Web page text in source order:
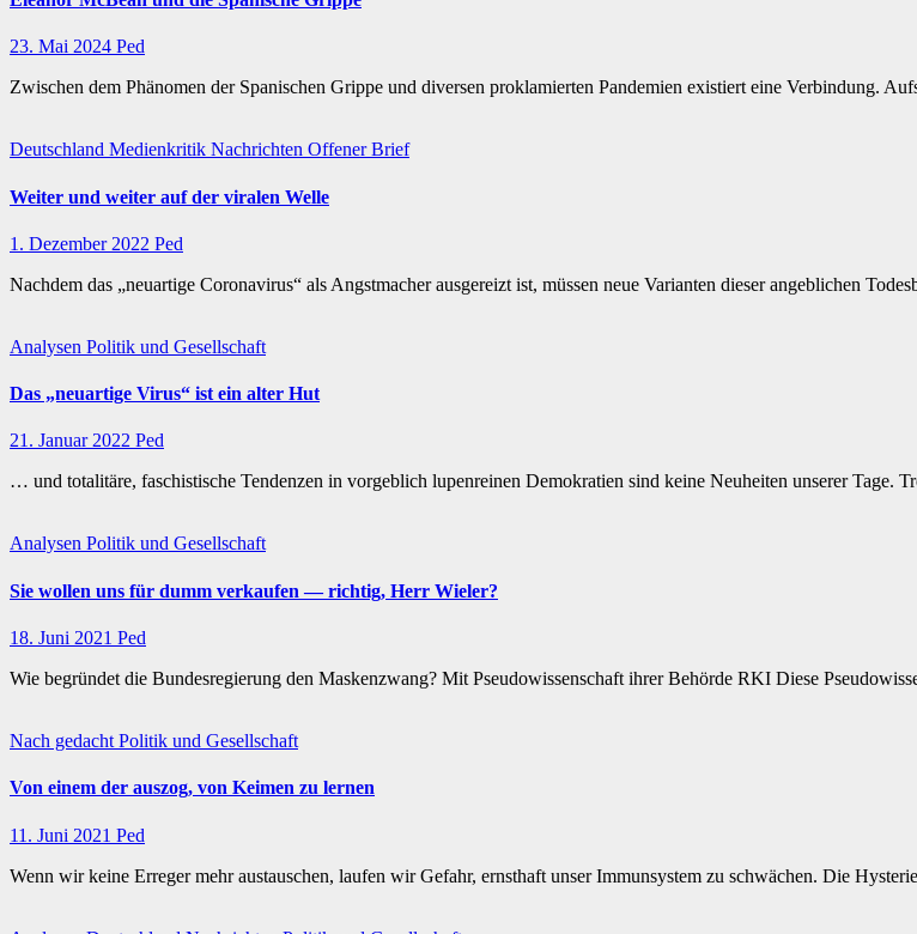
23. Mai 2024 Ped
Zwischen dem Phänomen der Spanischen Grippe und diversen proklamierten Pandemien existiert eine Verbindung.
Deutschland Medienkritik Nachrichten Offener Brief
Weiter und weiter auf der viralen Welle
1. Dezember 2022 Ped
Nachdem das „neuartige Coronavirus“ als Angstmacher ausgereizt ist, müssen neue Varianten dieser angeblichen
Analysen Politik und Gesellschaft
Das „neuartige Virus“ ist ein alter Hut
21. Januar 2022 Ped
… und totalitäre, faschistische Tendenzen in vorgeblich lupenreinen Demokratien sind keine Neuheiten unserer Tage.
Analysen Politik und Gesellschaft
Sie wollen uns für dumm verkaufen — richtig, Herr Wieler?
18. Juni 2021 Ped
Wie begründet die Bundesregierung den Maskenzwang? Mit Pseudowissenschaft ihrer Behörde RKI Diese
Nach gedacht Politik und Gesellschaft
Von einem der auszog, von Keimen zu lernen
11. Juni 2021 Ped
Wenn wir keine Erreger mehr austauschen, laufen wir Gefahr, ernsthaft unser Immunsystem zu schwächen. Die